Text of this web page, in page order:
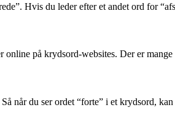
Hvis du leder efter et andet ord for
på krydsord-websites. Der er
når du ser ordet “forte” i et krydsord,